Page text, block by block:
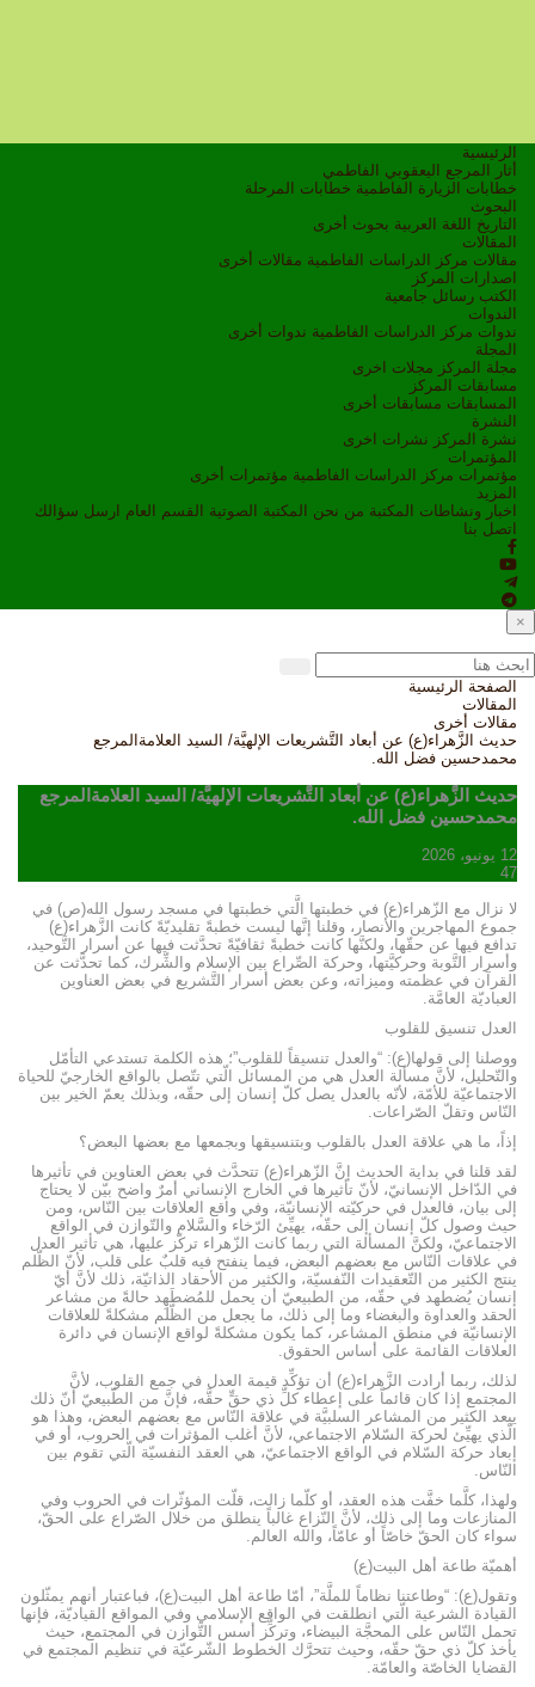
الرئيسية
أثار المرجع اليعقوبي الفاطمي
خطابات الزيارة الفاطمية خطابات المرحلة
البحوث
التاريخ
اللغة العربية بحوث أخرى
المقالات
مقالات مركز الدراسات الفاطمية مقالات أخرى
اصدارات المركز
الكتب رسائل جامعية
الندوات
ندوات مركز الدراسات الفاطمية ندوات أخرى
المجلة
مجلة المركز مجلات اخرى
مسابقات المركز
المسابقات مسابقات أخرى
النشرة
نشرة المركز نشرات اخرى
المؤتمرات
مؤتمرات مركز الدراسات الفاطمية مؤتمرات أخرى
المزيد
اخبار ونشاطات
المكتبة من نحن المكتبة الصوتية القسم العام ارسل سؤالك
اتصل بنا
×
الصفحة الرئيسية
المقالات
مقالات أخرى
حديث الزَّهراء(ع) عن أبعاد التَّشريعات الإلهيَّة/ السيد العلامةالمرجع
محمدحسين فضل الله.
حديث الزَّهراء(ع) عن أبعاد التَّشريعات الإلهيَّة/ السيد العلامةالمرجع
محمدحسين فضل الله.
12 يونيو، 2026
47
لا نزال مع الزّهراء(ع) في خطبتها الَّتي خطبتها في مسجد رسول الله(ص) في
جموع المهاجرين والأنصار، وقلنا إنَّها ليست خطبةً تقليديّةً كانت الزَّهراء(ع)
تدافع فيها عن حقّها، ولكنَّها كانت خطبةً ثقافيّةً تحدَّثت فيها عن أسرار التَّوحيد،
وأسرار التَّوبة وحركيَّتها، وحركة الصِّراع بين الإسلام والشِّرك، كما تحدَّثت عن
القرآن في عظمته وميزاته، وعن بعض أسرار التَّشريع في بعض العناوين
العباديّة العامَّة.
العدل تنسيق للقلوب
ووصلنا إلى قولها(ع): “والعدل تنسيقاً للقلوب”؛ هذه الكلمة تستدعي التأمّل
والتّحليل، لأنَّ مسألة العدل هي من المسائل الّتي تتّصل بالواقع الخارجيّ للحياة
الاجتماعيّة للأمّة، لأنّه بالعدل يصل كلّ إنسان إلى حقّه، وبذلك يعمّ الخير بين
النّاس وتقلّ الصّراعات.
إذاً، ما هي علاقة العدل بالقلوب وبتنسيقها وبجمعها مع بعضها البعض؟
لقد قلنا في بداية الحديث إنَّ الزّهراء(ع) تتحدَّث في بعض العناوين في تأثيرها
في الدّاخل الإنسانيّ، لأنّ تأثيرها في الخارج الإنساني أمرٌ واضح بيّن لا يحتاج
إلى بيان، فالعدل في حركيّته الإنسانيّة، وفي واقع العلاقات بين النّاس، ومن
حيث وصول كلّ إنسان إلى حقّه، يهيِّئ الرّخاء والسَّلام والتّوازن في الواقع
الاجتماعيّ، ولكنَّ المسألة التي ربما كانت الزّهراء تركّز عليها، هي تأثير العدل
في علاقات النّاس مع بعضهم البعض، فيما ينفتح فيه قلبٌ على قلب، لأنّ الظّلم
ينتج الكثير من التّعقيدات النّفسيّة، والكثير من الأحقاد الذاتيّة، ذلك لأنَّ أيّ
إنسان يُضطهد في حقّه، من الطبيعيّ أن يحمل للمُضطَهِد حالةً من مشاعر
الحقد والعداوة والبغضاء وما إلى ذلك، ما يجعل من الظّلم مشكلةً للعلاقات
الإنسانيّة في منطق المشاعر، كما يكون مشكلةً لواقع الإنسان في دائرة
العلاقات القائمة على أساس الحقوق.
لذلك، ربما أرادت الزَّهراء(ع) أن تؤكِّد قيمة العدل في جمع القلوب، لأنَّ
المجتمع إذا كان قائماً على إعطاء كلِّ ذي حقٍّ حقَّه، فإنَّ من الطّبيعيّ أنّ ذلك
يبعد الكثير من المشاعر السلبيَّة في علاقة النّاس مع بعضهم البعض، وهذا هو
الّذي يهيِّئ لحركة السّلام الاجتماعي، لأنَّ أغلب المؤثرات في الحروب، أو في
إبعاد حركة السّلام في الواقع الاجتماعيّ، هي العقد النفسيّة الّتي تقوم بين
النّاس.
ولهذا، كلَّما خفَّت هذه العقد، أو كلّما زالت، قلّت المؤثّرات في الحروب وفي
المنازعات وما إلى ذلك، لأنَّ النّزاع غالباً ينطلق من خلال الصّراع على الحقّ،
سواء كان الحقّ خاصّاً أو عامّاً، والله العالم.
أهميّة طاعة أهل البيت(ع)
وتقول(ع): “وطاعتنا نظاماً للملَّة”، أمّا طاعة أهل البيت(ع)، فباعتبار أنهم يمثّلون
القيادة الشرعية الّتي انطلقت في الواقع الإسلامي وفي المواقع القياديّة، فإنها
تحمل النّاس على المحجَّة البيضاء، وتركِّز أسس التَّوازن في المجتمع، حيث
يأخذ كلّ ذي حقّ حقّه، وحيث تتحرَّك الخطوط الشّرعيّة في تنظيم المجتمع في
القضايا الخاصّة والعامّة.